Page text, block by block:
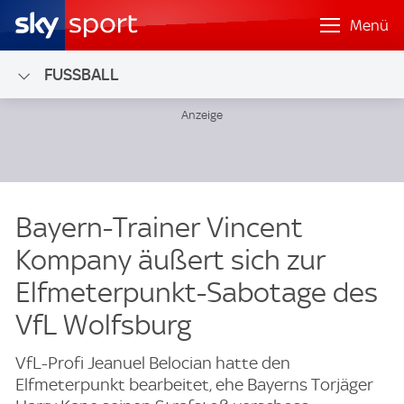
Menü
FUSSBALL
Bayern-Trainer Vincent
Kompany äußert sich zur
Elfmeterpunkt-Sabotage des
VfL Wolfsburg
VfL-Profi Jeanuel Belocian hatte den
Elfmeterpunkt bearbeitet, ehe Bayerns Torjäger